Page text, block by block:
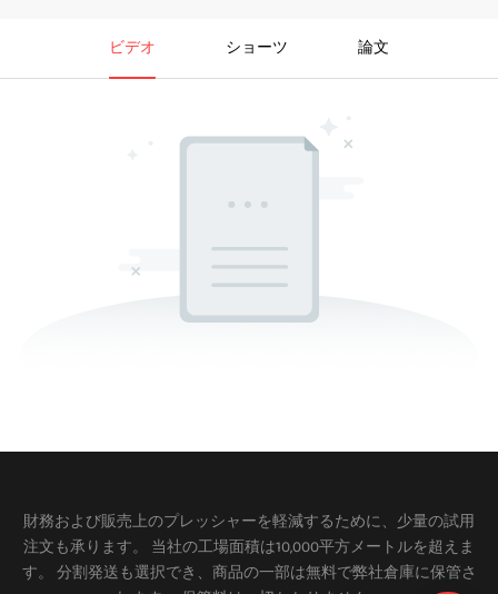
ビデオ ショーツ 論文
財務および販売上のプレッシャーを軽減するために、少量の試用
注文も承ります。 当社の工場面積は10,000平方メートルを超えま
す。 分割発送も選択でき、商品の一部は無料で弊社倉庫に保管さ